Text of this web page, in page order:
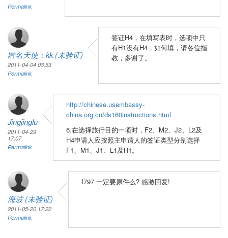
Permalink
匿名天使：kk (未验证)
2011-04-04 03:53
Permalink
签证H4，在填写表时，选项中只
有H1没有H4，如何填，请各位指
教，多谢了。
Jingjinglu
2011-04-29
17:07
Permalink
http://chinese.usembassy-
china.org.cn/ds160instructions.html
6.在选择旅行目的一项时，F2、M2、J2、L2及
H4申请人应按照主申请人的签证类型分别选择
F1、M1、J1、L1及H1。
海波 (未验证)
2011-05-20 17:22
Permalink
I797 一定要原件么? 感激回复!